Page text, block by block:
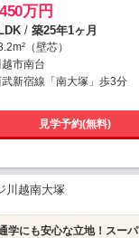
万円
/ 築25年1ヶ月
（壁芯）
越市南台
新宿線「南大塚」歩3分
見学予約(無料)
川越南大塚
学にも安心な立地！スー